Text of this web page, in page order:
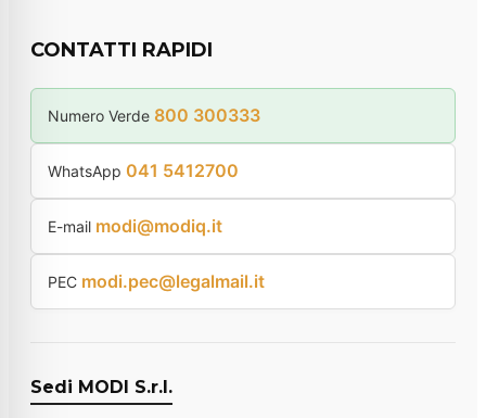
CONTATTI RAPIDI
Numero Verde 800 300333
WhatsApp 041 5412700
E-mail modi@modiq.it
PEC modi.pec@legalmail.it
Sedi MODI S.r.l.